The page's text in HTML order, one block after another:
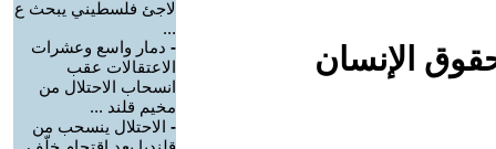
الإنسان
لاجئ فلسطيني يبحث ع
...
- دمار واسع وعشرات
الاعتقالات عقب
انسحاب الاحتلال من
مخيم قلند ...
- الاحتلال ينسحب من